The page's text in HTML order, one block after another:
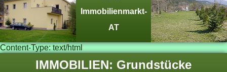
Immobilienmarkt-
AT
Content-Type: text/html
IMMOBILIEN: Grundstücke